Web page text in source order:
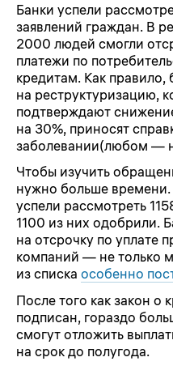
Банки успели
заявлений граждан. В
2000 людей смогли
платежи по
кредитам. Как правило,
на реструктуризацию,
подтверждают
на 30%, приносят
заболевании(любом —
Чтобы изучить
нужно больше времени.
успели рассмотреть
1100 из них одобрили.
на отсрочку по уплате
компаний — не только
из списка особенно
После того как закон о
подписан, гораздо
смогут отложить
на срок до полугода.